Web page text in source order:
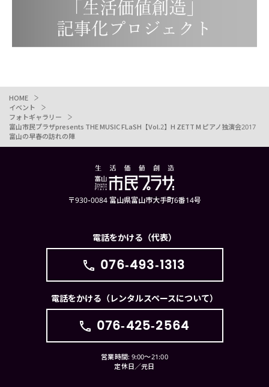
HOME
イベント
フォトギャラリー
富山市民プラザpresents THE MUSIC FLaSH【Vol.2】H ZETT M ピアノ独演会2017
富山の早春の訪れの陣
〒930-0084 富山県富山市大手町6番14号
電話をかける（代表）
076-493-1313
電話をかける（レンタルスペースについて）
076-425-2564
営業時間: 9:00〜21:00
定休日／元日